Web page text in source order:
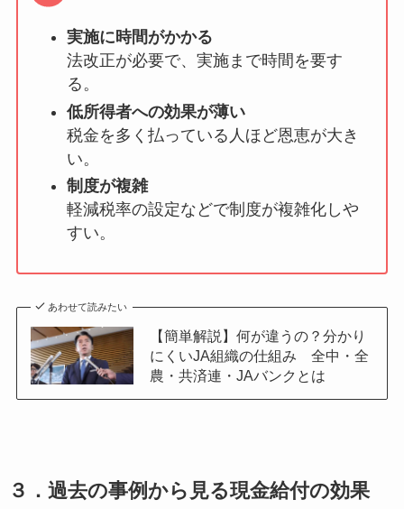
実施に時間がかかる
法改正が必要で、実施まで時間を要す
る。
低所得者への効果が薄い
税金を多く払っている人ほど恩恵が大き
い。
制度が複雑
軽減税率の設定などで制度が複雑化しや
すい。
あわせて読みたい
【簡単解説】何が違うの？分かり
にくいJA組織の仕組み 全中・全
農・共済連・JAバンクとは
３． 過去の事例から見る現金給付の効果